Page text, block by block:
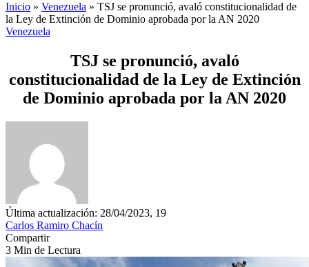
Inicio » Venezuela » TSJ se pronunció, avaló constitucionalidad de
la Ley de Extinción de Dominio aprobada por la AN 2020
Venezuela
TSJ se pronunció, avaló
constitucionalidad de la Ley de Extinción
de Dominio aprobada por la AN 2020
Última actualización: 28/04/2023, 19
Carlos Ramiro Chacín
Compartir
3 Min de Lectura